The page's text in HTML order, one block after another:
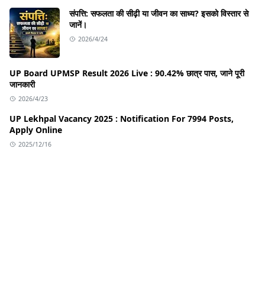
संपत्ति: सफलता की सीढ़ी या जीवन का साध्य? इसको विस्तार से
जानें।
2026/4/24
UP Board UPMSP Result 2026 Live : 90.42% छात्र पास, जाने पूरी
जानकारी
2026/4/23
UP Lekhpal Vacancy 2025 : Notification For 7994 Posts,
Apply Online
2025/12/16